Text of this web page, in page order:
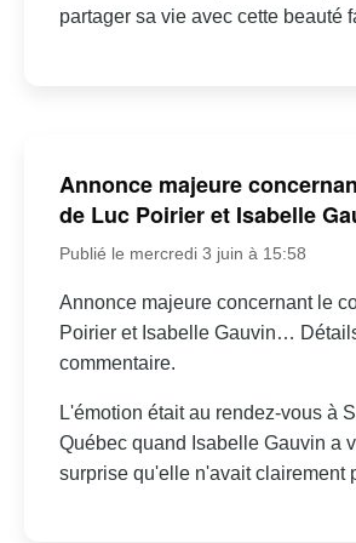
partager sa vie avec cette beauté
Annonce majeure
de Luc Poirier et Isabelle
Publié le mercredi 3 juin à 15:58
Annonce majeure concernant le
Poirier et Isabelle Gauvin…
commentaire.
L'émotion était au rendez-vous à
Québec quand Isabelle Gauvin a
surprise qu'elle n'avait clairement